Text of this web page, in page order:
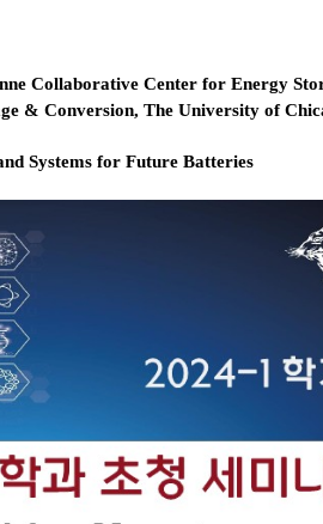
Collaborative Center for Energy
& Conversion, The University of
Systems for Future Batteries